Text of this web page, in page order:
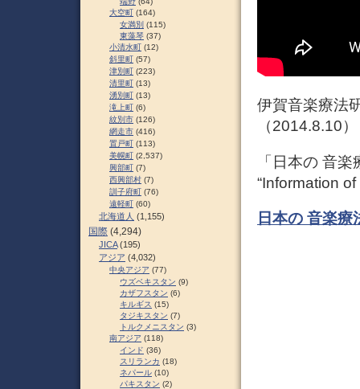
伊賀音楽療法
（2014.8.10）
「日本の 音
“Information
日本の 音楽
大空町 (164)
女満別 (115)
東藻琴 (37)
小清水町 (12)
斜里町 (57)
津別町 (223)
清里町 (13)
湧別町 (13)
滝上町 (6)
紋別市 (126)
網走市 (416)
置戸町 (113)
美幌町 (2,537)
興部町 (7)
西興部村 (7)
訓子府町 (76)
遠軽町 (60)
北海道人 (1,155)
国際 (4,294)
JICA(195)
アジア (4,032)
中央アジア (77)
ウズベキスタン (9)
カザフスタン (6)
キルギス (15)
タジキスタン (7)
トルクメニスタン (3)
南アジア (118)
インド (36)
スリランカ (18)
ネパール (10)
パキスタン (2)